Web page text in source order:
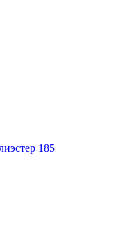
185